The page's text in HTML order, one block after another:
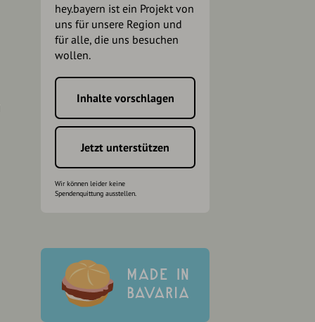
hey.bayern ist ein Projekt von
uns für unsere Region und
für alle, die uns besuchen
wollen.
Inhalte vorschlagen
Jetzt unterstützen
Wir können leider keine
Spendenquittung ausstellen.